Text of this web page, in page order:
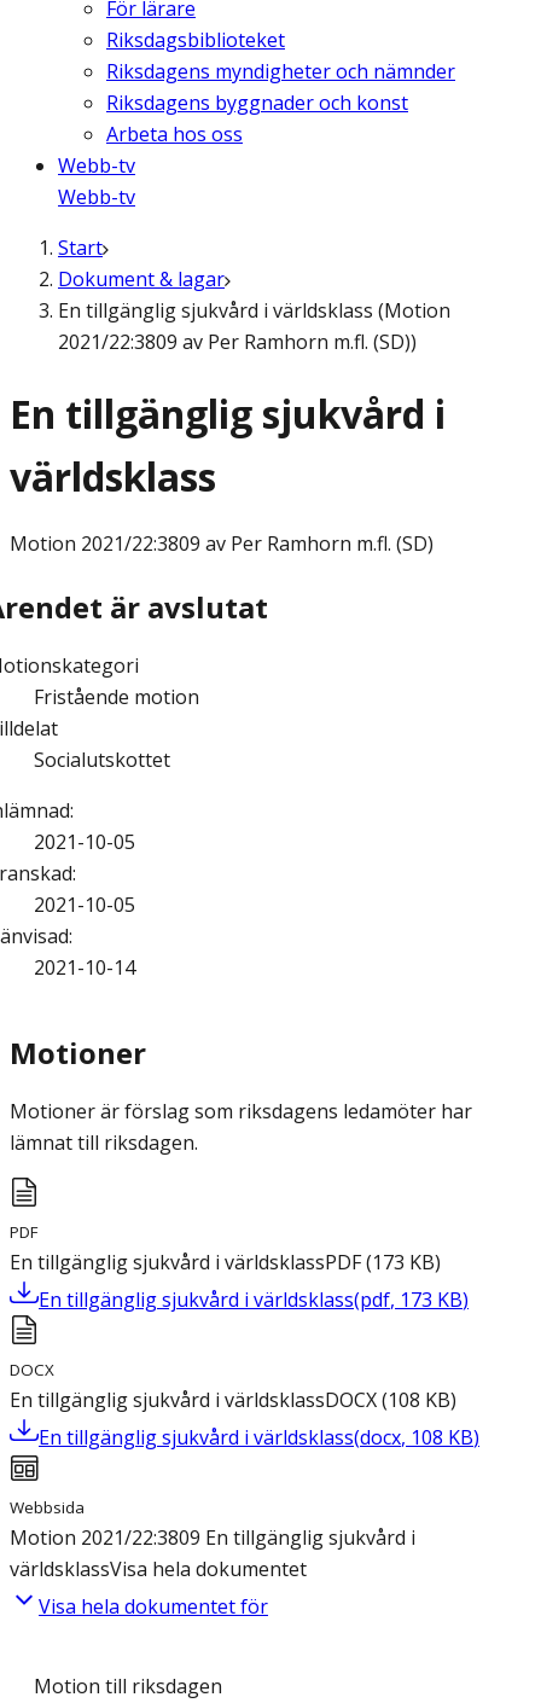
För lärare
Riksdagsbiblioteket
Riksdagens myndigheter och nämnder
Riksdagens byggnader och konst
Arbeta hos oss
Webb-tv
Webb-tv
Start
Dokument & lagar
En tillgänglig sjukvård i världsklass (Motion
2021/22:3809 av Per Ramhorn m.fl. (SD))
En tillgänglig sjukvård i
världsklass
Motion 2021/22:3809 av Per Ramhorn m.fl. (SD)
är avslutat
Fristående motion
Socialutskottet
:
2021-10-05
:
2021-10-05
:
2021-10-14
Motioner
Motioner är förslag som riksdagens ledamöter har
lämnat till riksdagen.
PDF
En tillgänglig sjukvård i världsklassPDF(173 KB)
En tillgänglig sjukvård i världsklass(pdf, 173 KB)
DOCX
En tillgänglig sjukvård i världsklassDOCX(108 KB)
En tillgänglig sjukvård i världsklass(docx, 108 KB)
Webbsida
Motion 2021/22:3809 En tillgänglig sjukvård i
världsklassVisa hela dokumentet
Visa hela dokumentet för
Motion till riksdagen